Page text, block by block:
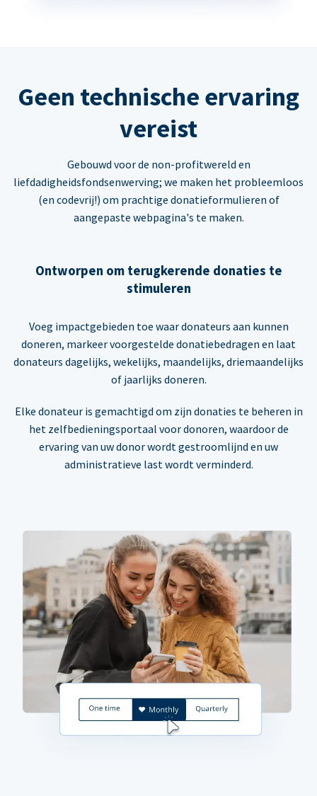
Geen technische ervaring
vereist
Gebouwd voor de non-profitwereld en
liefdadigheidsfondsenwerving; we maken het probleemloos
(en codevrij!) om prachtige donatieformulieren of
aangepaste webpagina's te maken.
Ontworpen om terugkerende donaties te
stimuleren
Voeg impactgebieden toe waar donateurs aan kunnen
doneren, markeer voorgestelde donatiebedragen en laat
donateurs dagelijks, wekelijks, maandelijks, driemaandelijks
of jaarlijks doneren.
Elke donateur is gemachtigd om zijn donaties te beheren in
het zelfbedieningsportaal voor donoren, waardoor de
ervaring van uw donor wordt gestroomlijnd en uw
administratieve last wordt verminderd.